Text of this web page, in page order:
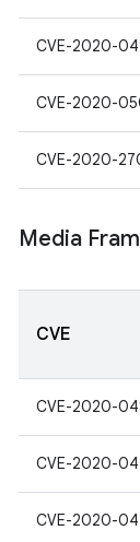
CVE-2020-
CVE-2020-
CVE-2020-
Media
CVE
CVE-2020-
CVE-2020-
CVE-2020-